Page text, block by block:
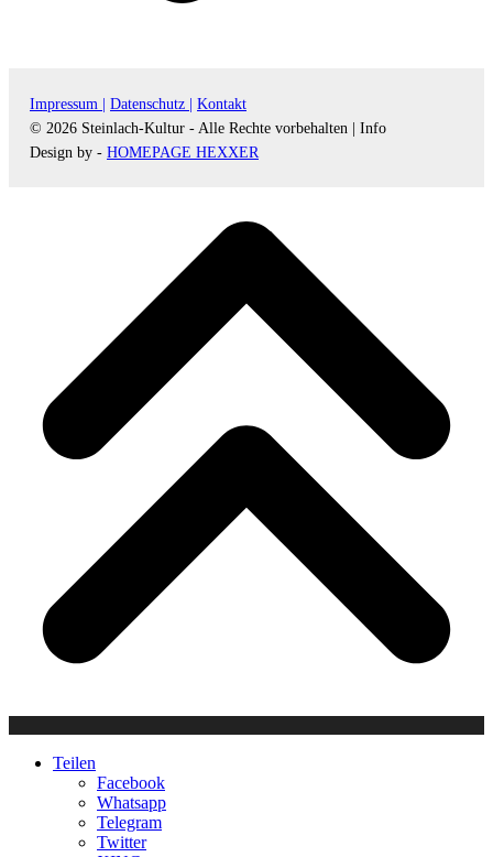
Impressum | Datenschutz |
Kontakt
© 2026 Steinlach-Kultur - Alle Rechte vorbehalten |
Info
Design by - HOMEPAGE HEXXER
Teilen
Facebook
Whatsapp
Telegram
Twitter